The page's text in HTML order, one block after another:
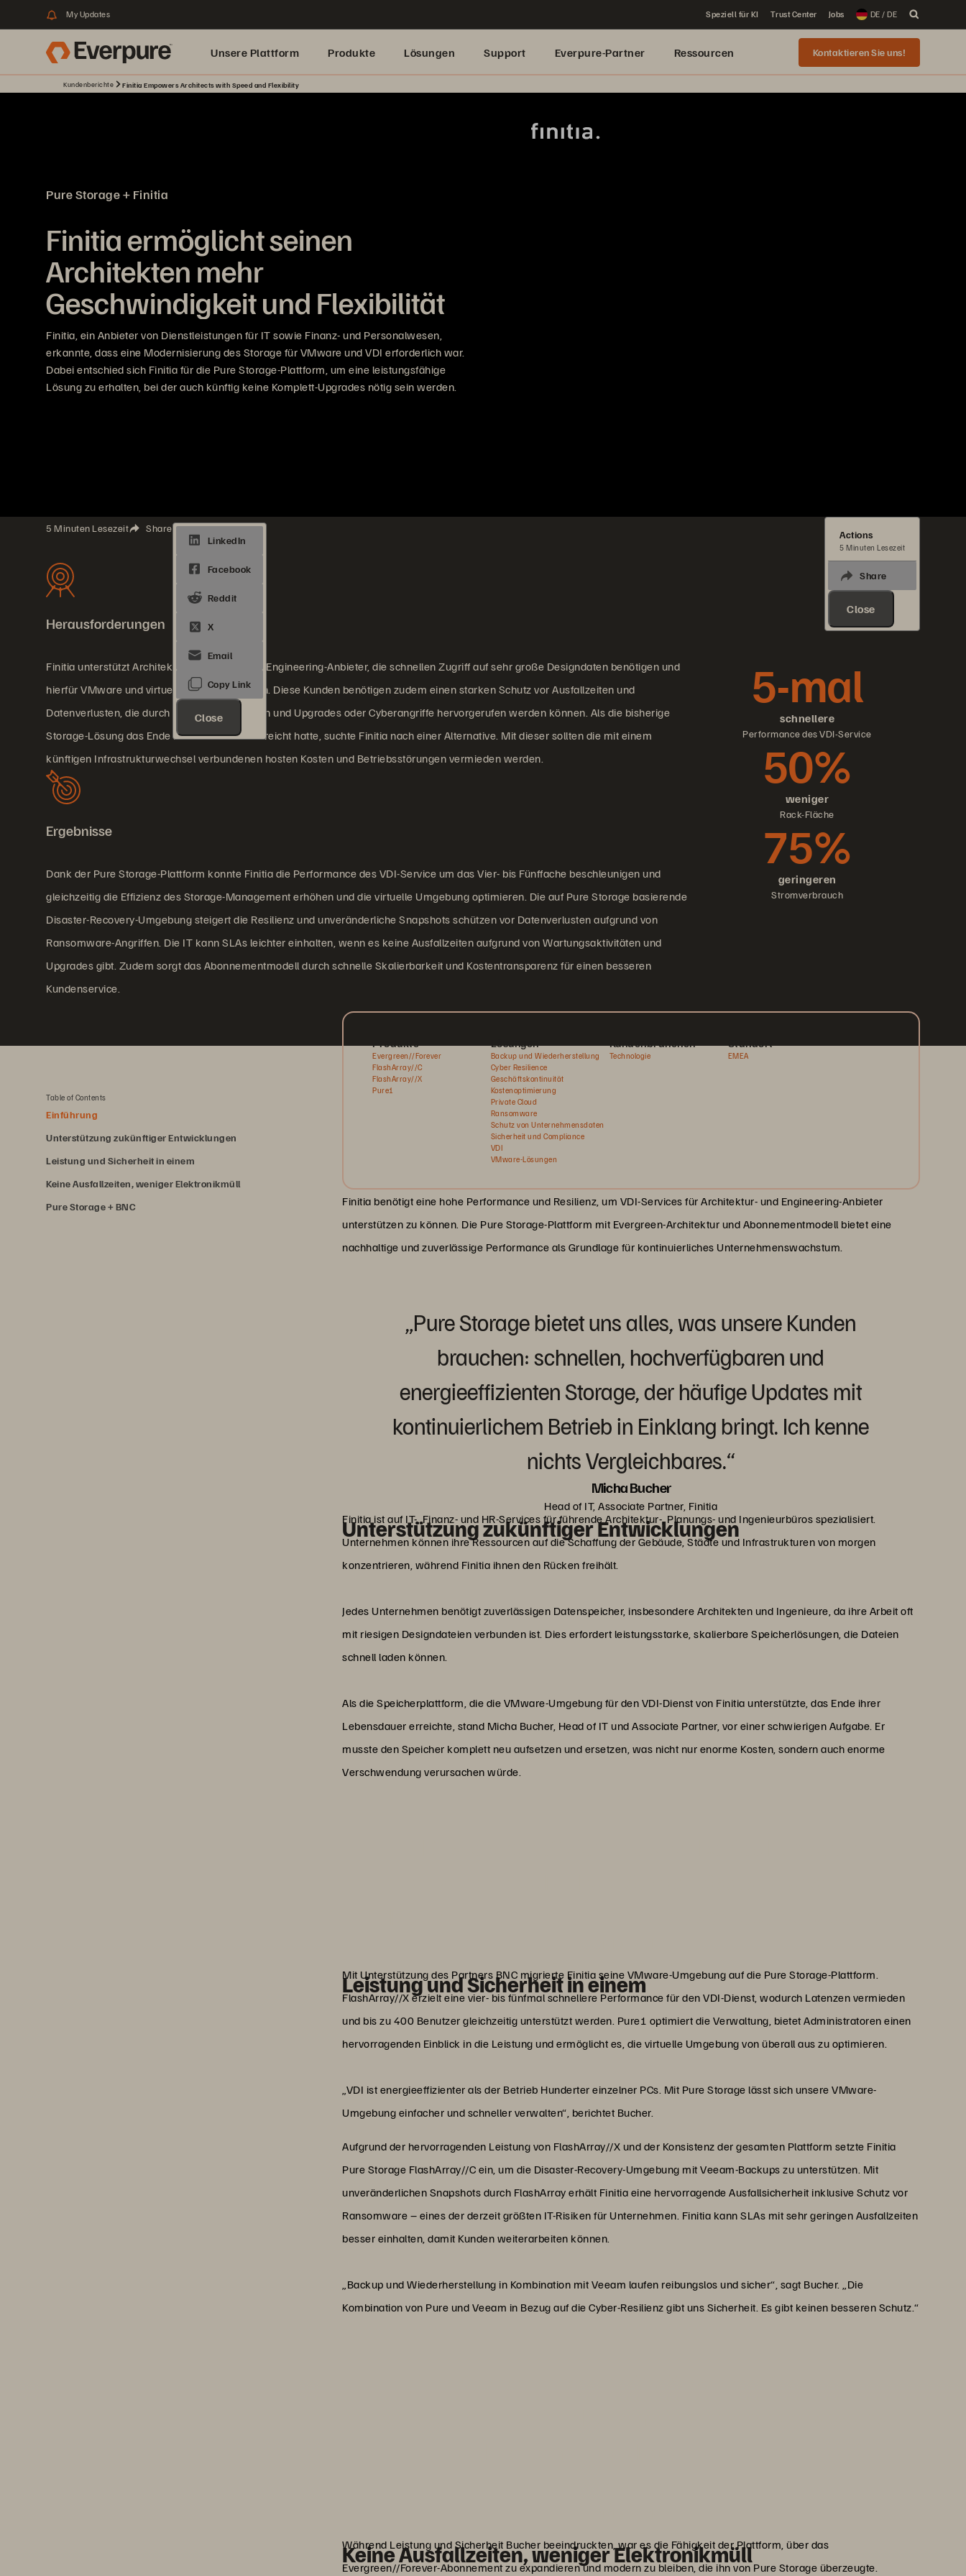
My Updates Speziell für KI Trust Center Jobs DE / DE
Unsere Plattform Produkte Lösungen Support Everpure-Partner Ressourcen Kontaktieren Sie uns!
Kundenberichte Finitia Empowers Architects with Speed and Flexibility
Pure Storage + Finitia
Finitia ermöglicht seinen
Architekten mehr
Geschwindigkeit und Flexibilität
Finitia, ein Anbieter von Dienstleistungen für IT sowie Finanz- und Personalwesen,
erkannte, dass eine Modernisierung des Storage für VMware und VDI erforderlich war.
Dabei entschied sich Finitia für die Pure Storage-Plattform, um eine leistungsfähige
Lösung zu erhalten, bei der auch künftig keine Komplett-Upgrades nötig sein werden.
5 Minuten Lesezeit Share
Close
Actions
5 Minuten Lesezeit
Share
Close
Herausforderungen
Finitia unterstützt Architektur-, Planungs- und Engineering-Anbieter, die schnellen Zugriff auf sehr große Designdaten benötigen und
hierfür VMware und virtuelle Desktops nutzen. Diese Kunden benötigen zudem einen starken Schutz vor Ausfallzeiten und
Datenverlusten, die durch Wartungsaktivitäten und Upgrades oder Cyberangriffe hervorgerufen werden können. Als die bisherige
Storage-Lösung das Ende ihrer Lebenszeit erreicht hatte, suchte Finitia nach einer Alternative. Mit dieser sollten die mit einem
künftigen Infrastrukturwechsel verbundenen hosten Kosten und Betriebsstörungen vermieden werden.
Ergebnisse
Dank der Pure Storage-Plattform konnte Finitia die Performance des VDI-Service um das Vier- bis Fünffache beschleunigen und
gleichzeitig die Effizienz des Storage-Management erhöhen und die virtuelle Umgebung optimieren. Die auf Pure Storage basierende
Disaster-Recovery-Umgebung steigert die Resilienz und unveränderliche Snapshots schützen vor Datenverlusten aufgrund von
Ransomware-Angriffen. Die IT kann SLAs leichter einhalten, wenn es keine Ausfallzeiten aufgrund von Wartungsaktivitäten und
Upgrades gibt. Zudem sorgt das Abonnementmodell durch schnelle Skalierbarkeit und Kostentransparenz für einen besseren
Kundenservice.
schnellere
5-mal
Performance des VDI-Service
weniger
50%
Rack-Fläche
geringeren
75%
Stromverbrauch
Table of Contents
Einführung
Unterstützung zukünftiger Entwicklungen
Leistung und Sicherheit in einem
Keine Ausfallzeiten, weniger Elektronikmüll
Pure Storage + BNC
Produkte
Evergreen//Forever
FlashArray//C
FlashArray//X
Pure1
Lösungen
Backup und Wiederherstellung
Cyber Resilience
Geschäftskontinuität
Kostenoptimierung
Private Cloud
Ransomware
Schutz von Unternehmensdaten
Sicherheit und Compliance
VDI
VMware-Lösungen
Kundenbranchen
Technologie
Standort
EMEA
Finitia benötigt eine hohe Performance und Resilienz, um VDI-Services für Architektur- und Engineering-Anbieter
unterstützen zu können. Die Pure Storage-Plattform mit Evergreen-Architektur und Abonnementmodell bietet eine
nachhaltige und zuverlässige Performance als Grundlage für kontinuierliches Unternehmenswachstum.
„Pure Storage bietet uns alles, was unsere Kunden
brauchen: schnellen, hochverfügbaren und
energieeffizienten Storage, der häufige Updates mit
kontinuierlichem Betrieb in Einklang bringt. Ich kenne
nichts Vergleichbares.“
Micha Bucher
Head of IT, Associate Partner, Finitia
Unterstützung zukünftiger Entwicklungen
Finitia ist auf IT-, Finanz- und HR-Services für führende Architektur-, Planungs- und Ingenieurbüros spezialisiert.
Unternehmen können ihre Ressourcen auf die Schaffung der Gebäude, Städte und Infrastrukturen von morgen
konzentrieren, während Finitia ihnen den Rücken freihält.
Jedes Unternehmen benötigt zuverlässigen Datenspeicher, insbesondere Architekten und Ingenieure, da ihre Arbeit oft
mit riesigen Designdateien verbunden ist. Dies erfordert leistungsstarke, skalierbare Speicherlösungen, die Dateien
schnell laden können.
Als die Speicherplattform, die die VMware-Umgebung für den VDI-Dienst von Finitia unterstützte, das Ende ihrer
Lebensdauer erreichte, stand Micha Bucher, Head of IT und Associate Partner, vor einer schwierigen Aufgabe. Er
musste den Speicher komplett neu aufsetzen und ersetzen, was nicht nur enorme Kosten, sondern auch enorme
Verschwendung verursachen würde.
Leistung und Sicherheit in einem
Mit Unterstützung des Partners BNC migrierte Finitia seine VMware-Umgebung auf die Pure Storage-Plattform.
FlashArray//X erzielt eine vier- bis fünfmal schnellere Performance für den VDI-Dienst, wodurch Latenzen vermieden
und bis zu 400 Benutzer gleichzeitig unterstützt werden. Pure1 optimiert die Verwaltung, bietet Administratoren einen
hervorragenden Einblick in die Leistung und ermöglicht es, die virtuelle Umgebung von überall aus zu optimieren.
„VDI ist energieeffizienter als der Betrieb Hunderter einzelner PCs. Mit Pure Storage lässt sich unsere VMware-
Umgebung einfacher und schneller verwalten“, berichtet Bucher.
Aufgrund der hervorragenden Leistung von FlashArray//X und der Konsistenz der gesamten Plattform setzte Finitia
Pure Storage FlashArray//C ein, um die Disaster-Recovery-Umgebung mit Veeam-Backups zu unterstützen. Mit
unveränderlichen Snapshots durch FlashArray erhält Finitia eine hervorragende Ausfallsicherheit inklusive Schutz vor
Ransomware – eines der derzeit größten IT-Risiken für Unternehmen. Finitia kann SLAs mit sehr geringen Ausfallzeiten
besser einhalten, damit Kunden weiterarbeiten können.
„Backup und Wiederherstellung in Kombination mit Veeam laufen reibungslos und sicher“, sagt Bucher. „Die
Kombination von Pure und Veeam in Bezug auf die Cyber-Resilienz gibt uns Sicherheit. Es gibt keinen besseren Schutz.“
Keine Ausfallzeiten, weniger Elektronikmüll
Während Leistung und Sicherheit Bucher beeindruckten, war es die Fähigkeit der Plattform, über das
Evergreen//Forever-Abonnement zu expandieren und modern zu bleiben, die ihn von Pure Storage überzeugte.